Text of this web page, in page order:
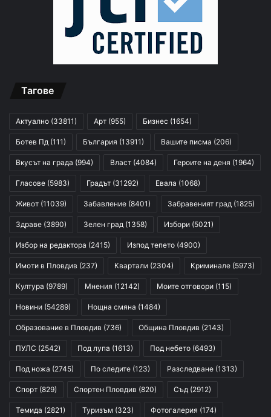
Тагове
Актуално (33811) Арт (955) Бизнес (1654)
Ботев Пд (111) България (13911) Вашите писма (206)
Вкусът на града (994) Власт (4084) Героите на деня (1964)
Гласове (5983) Градът (31292) Евала (1068)
Живот (11039) Забавление (8401) Забравеният град (1825)
Здраве (3890) Зелен град (1358) Избори (5021)
Избор на редактора (2415) Изпод тепето (4900)
Имоти в Пловдив (237) Квартали (2304) Криминале (5973)
Култура (9789) Мнения (12142) Моите отговори (115)
Новини (54289) Нощна смяна (1484)
Образование в Пловдив (736) Община Пловдив (2143)
ПУЛС (2542) Под лупа (1613) Под небето (6493)
Под ножа (2745) По следите (123) Разследване (1313)
Спорт (829) Спортен Пловдив (820) Съд (2912)
Темида (2821) Туризъм (323) Фотогалерия (174)